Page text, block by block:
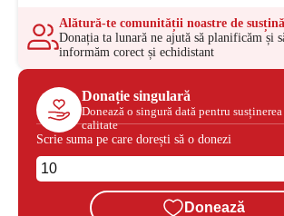
Alătură-te comunității noastre de
Donația ta lunară ne ajută să planificăm și
informăm corect și echidistant
Donație singulară
Donează o singură dată pentru
calitate
Scrie suma pe care dorești să o donezi
Donează